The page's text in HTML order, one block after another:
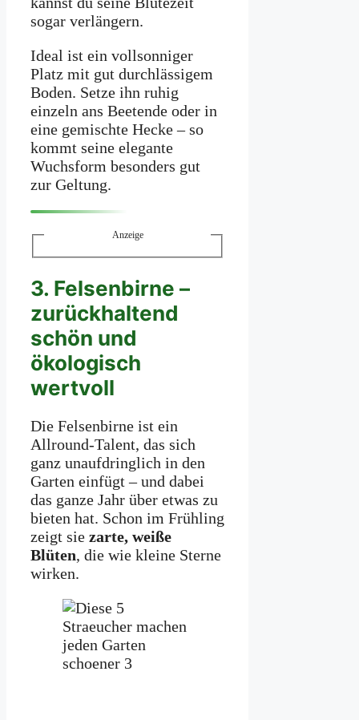
sogar verlängern.
Ideal ist ein vollsonniger
Platz mit gut durchlässigem
Boden. Setze ihn ruhig
einzeln ans Beetende oder in
eine gemischte Hecke – so
kommt seine elegante
Wuchsform besonders gut
zur Geltung.
Anzeige
3. Felsenbirne –
zurückhaltend
schön und
ökologisch
wertvoll
Die Felsenbirne ist ein
Allround-Talent, das sich
ganz unaufdringlich in den
Garten einfügt – und dabei
das ganze Jahr über etwas zu
bieten hat. Schon im Frühling
zeigt sie zarte, weiße
Blüten, die wie kleine Sterne
wirken.